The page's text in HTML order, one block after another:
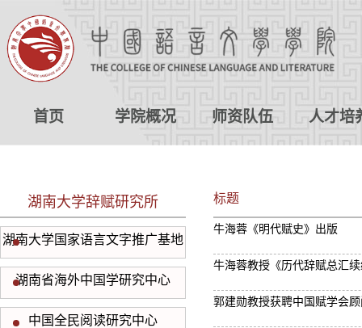
首页 学院概况 师资队伍 人才培
湖南大学辞赋研究所
湖南大学国家语言文字推广基地
湖南省海外中国学研究中心
中国全民阅读研究中心
标题
牛海蓉《明代赋史》出版
牛海蓉教授《历代辞赋总汇
郭建勋教授获聘中国赋学会